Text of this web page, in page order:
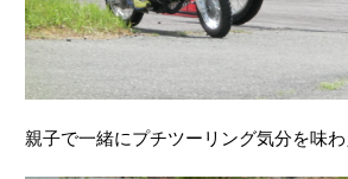
親子で一緒にプチツーリング気分を味